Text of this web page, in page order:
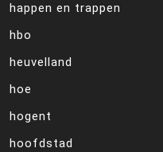
happen en trappen
hbo
heuvelland
hoe
hogent
hoofdstad